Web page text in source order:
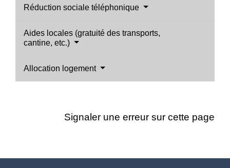
Réduction sociale téléphonique
Aides locales (gratuité des transports,
cantine, etc.)
Allocation logement
Signaler une erreur sur cette page